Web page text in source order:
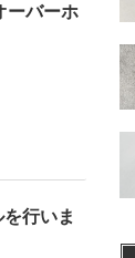
ーバーホ
行いま